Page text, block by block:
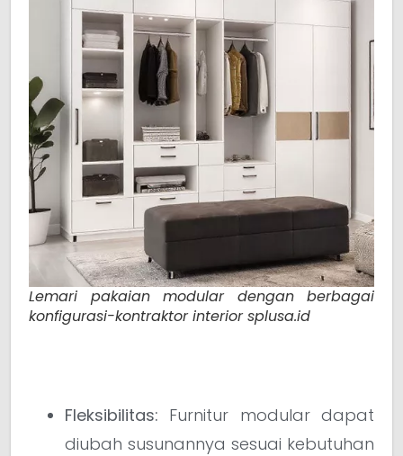
Lemari pakaian modular dengan berbagai
konfigurasi-kontraktor interior splusa.id
Fleksibilitas: Furnitur modular dapat
diubah susunannya sesuai kebutuhan